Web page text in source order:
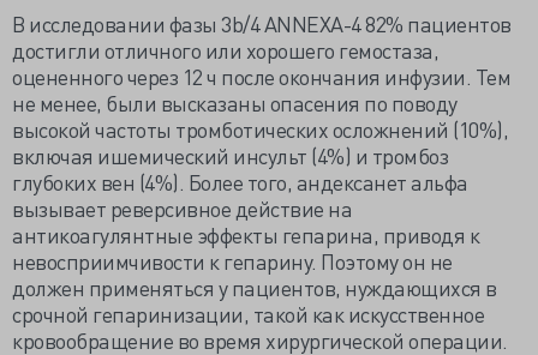
В исследовании фазы 3b/4 ANNEXA-4 82% пациентов
достигли отличного или хорошего гемостаза,
оцененного через 12 ч после окончания инфузии. Тем
не менее, были высказаны опасения по поводу
высокой частоты тромботических осложнений (10%),
включая ишемический инсульт (4%) и тромбоз
глубоких вен (4%). Более того, андексанет альфа
вызывает реверсивное действие на
антикоагулянтные эффекты гепарина, приводя к
невосприимчивости к гепарину. Поэтому он не
должен применяться у пациентов, нуждающихся в
срочной гепаринизации, такой как искусственное
кровообращение во время хирургической операции.